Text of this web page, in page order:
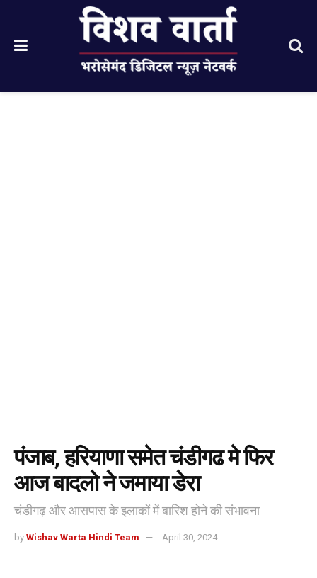
पंजाब, हरियाणा समेत चंडीगढ मे फिर
आज बादलो ने जमाया डेरा
चंडीगढ़ और आसपास के इलाकों में बारिश होने की संभावना
by Wishav Warta Hindi Team April 30, 2024